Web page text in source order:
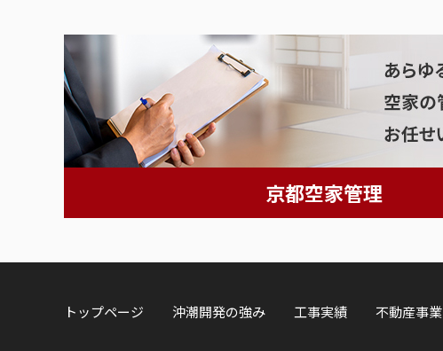
京都空家管理
トップページ 沖潮開発の強み 工事実績 不動産事業